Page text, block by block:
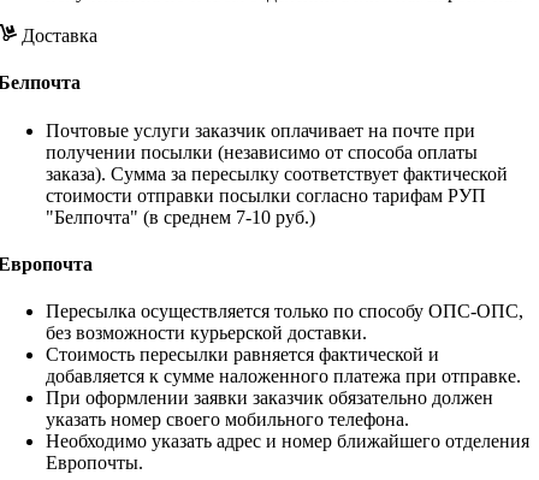
Доставка
Почтовые услуги заказчик оплачивает на почте при
получении посылки (независимо от способа оплаты
заказа). Сумма за пересылку соответствует фактической
стоимости отправки посылки согласно тарифам РУП
"Белпочта" (в среднем 7-10 руб.)
Пересылка осуществляется только по способу ОПС-ОПС,
без возможности курьерской доставки.
Стоимость пересылки равняется фактической и
добавляется к сумме наложенного платежа при отправке.
При оформлении заявки заказчик обязательно должен
указать номер своего мобильного телефона.
Необходимо указать адрес и номер ближайшего отделения
Европочты.